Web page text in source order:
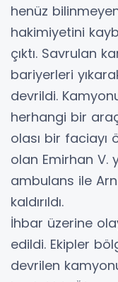
henüz
hakimiyetini
çıktı. Savrulan
bariyerleri
devrildi.
herhangi bir
olası bir faciayı
olan Emirhan V.
ambulans ile
kaldırıldı.
İhbar üzerine
edildi. Ekipler
devrilen